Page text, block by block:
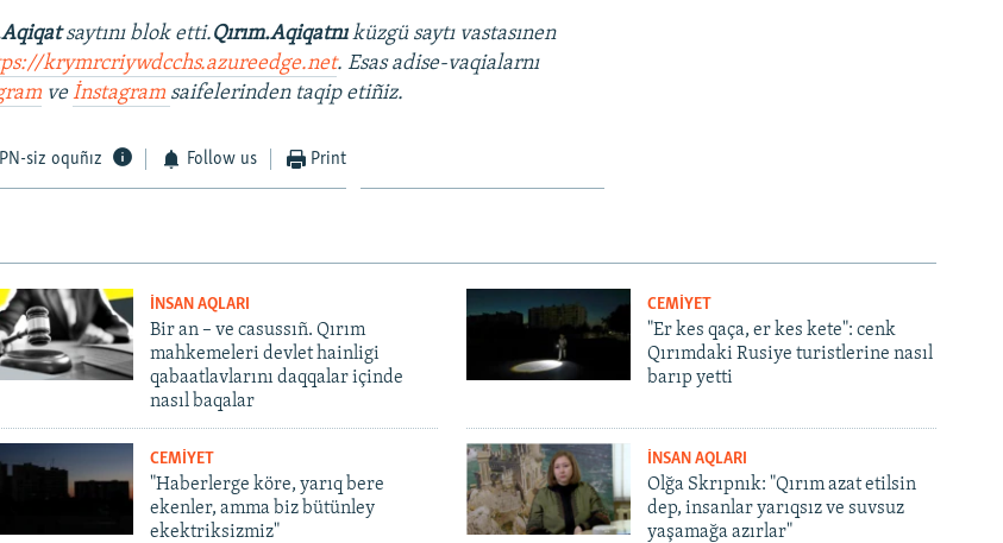
saytını blok etti.Qırım.Aqiqatnıküzgü saytı vastasınen
krymrcriywdcchs.azureedge.net. Esas adise-vaqialarnı
veİnstagram saifelerinden taqip etiñiz.
siz oquñız Follow us Print
İNSAN AQLARI
Bir an – ve casussıñ. Qırım
mahkemeleri devlet hainligi
qabaatlavlarını daqqalar içinde
nasıl baqalar
CEMİYET
"Er kes qaça, er kes kete": cenk
Qırımdaki Rusiye turistlerine nasıl
barıp yetti
CEMİYET
"Haberlerge köre, yarıq bere
ekenler, amma biz bütünley
ekektriksizmiz"
İNSAN AQLARI
Olğa Skrıpnık: "Qırım azat etilsin
dep, insanlar yarıqsız ve suvsuz
yaşamağa azırlar"